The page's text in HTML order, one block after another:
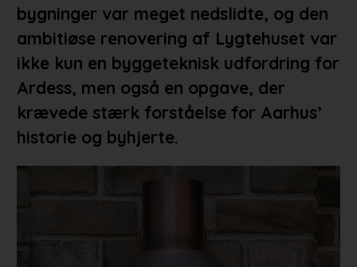
bygninger var meget nedslidte, og den
ambitiøse renovering af Lygtehuset var
ikke kun en byggeteknisk udfordring for
Ardess, men også en opgave, der
krævede stærk forståelse for Aarhus’
historie og byhjerte.